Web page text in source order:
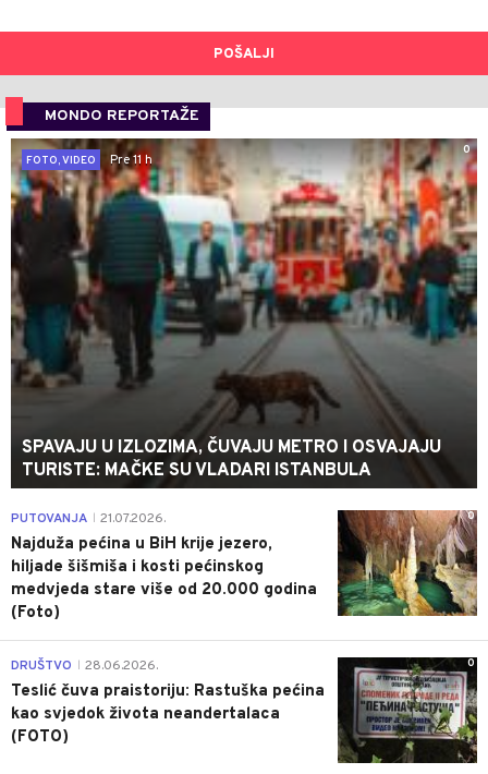
POŠALJI
MONDO REPORTAŽE
0
FOTO, VIDEO
Pre 11 h
SPAVAJU U IZLOZIMA, ČUVAJU METRO I OSVAJAJU
TURISTE: MAČKE SU VLADARI ISTANBULA
0
PUTOVANJA 21.07.2026.
Najduža pećina u BiH krije jezero,
hiljade šišmiša i kosti pećinskog
medvjeda stare više od 20.000 godina
(Foto)
0
DRUŠTVO 28.06.2026.
Teslić čuva praistoriju: Rastuška pećina
kao svjedok života neandertalaca
(FOTO)